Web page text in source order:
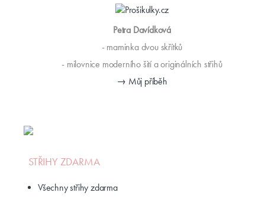
Petra Davídková
- maminka dvou skřítků
- milovnice moderního šití a originálních střihů
→ Můj příběh
STŘIHY ZDARMA
Všechny střihy zdarma